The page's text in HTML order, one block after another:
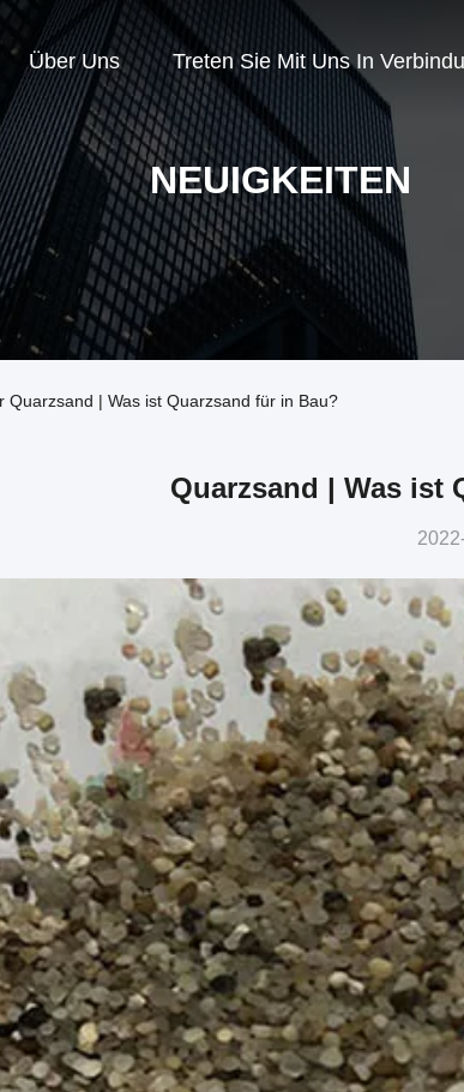
Über Uns Treten Sie Mit Uns In
NEUIGKEITEN
Quarzsand | Was ist Quarzsand für in Bau?
Quarzsand | Was ist